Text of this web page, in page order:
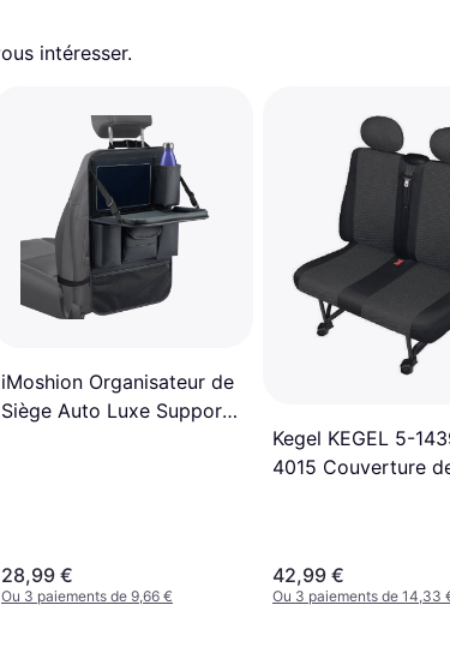
intéresser.
iMoshion Organisateur de
Siège Auto Luxe Support
28,99 €
Ou 3 paiements de 9,66 €
Kegel KEGEL 5-
4015 Couverture
42,99 €
Ou 3 paiements de 14,33